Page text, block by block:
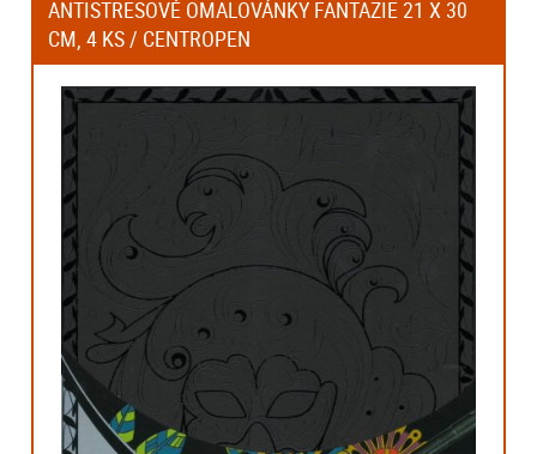
ANTISTRESOVÉ OMALOVÁNKY FANTAZIE 21 X 30
CM, 4 KS / CENTROPEN